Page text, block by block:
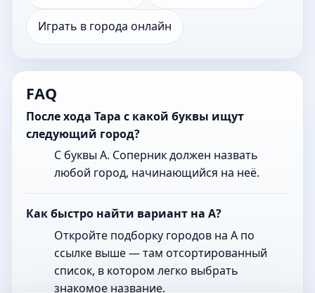
Играть в города онлайн
FAQ
После хода Тара с какой буквы ищут
следующий город?
С буквы А. Соперник должен назвать
любой город, начинающийся на неё.
Как быстро найти вариант на А?
Откройте подборку городов на А по
ссылке выше — там отсортированный
список, в котором легко выбрать
знакомое название.